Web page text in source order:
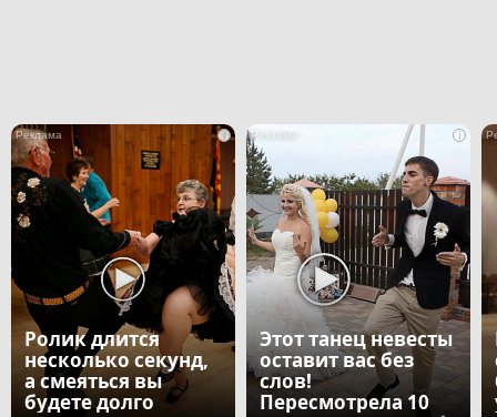
i
Ролик длится
несколько секунд,
а смеяться вы
будете долго
i
Этот танец невесты
оставит вас без
слов!
Пересмотрела 10